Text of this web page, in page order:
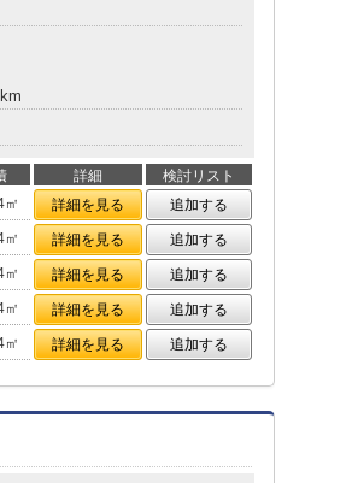
詳細
検討リスト
㎡ 詳細を見る
追加する
㎡ 詳細を見る
追加する
㎡ 詳細を見る
追加する
㎡ 詳細を見る
追加する
㎡ 詳細を見る 追加する